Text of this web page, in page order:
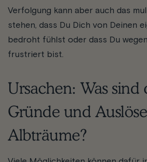
Verfolgung kann aber auch das
stehen, dass Du Dich von Deinen
bedroht fühlst oder dass Du
frustriert bist.
Ursachen: Was sind
Gründe und
Albträume?